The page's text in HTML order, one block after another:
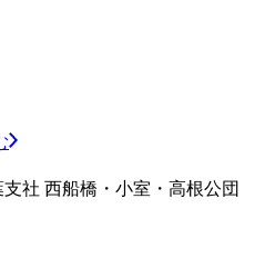
社 西船橋・小室・高根公団